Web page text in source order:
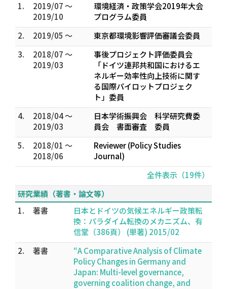
1.
2019/07 ～
2019/10
環境経済・政策学会2019年大会
プログラム委員
2.
2019/05 ～
東京都環境影響評価審議会委員
3.
2018/07 ～
2019/03
事後プロジェクト評価委員会
「ドイツ連邦共和国におけるエ
ネルギー効率性向上技術に関す
る国際パイロットプロジェク
ト」委員
4.
2018/04 ～
2019/03
日本学術振興会 科学研究費委
員会 書面審査 委員
5.
2018/01 ～
2018/06
Reviewer (Policy Studies
Journal)
全件表示（19件）
研究業績（著書・論文等）
1.
著書
日本とドイツの気候エネルギー政策転
換：パラダイム転換のメカニズム、有
信堂（386頁） (単著) 2015/02
2.
著書
“A Comparative Analysis of Climate
Policy Changes in Germany and
Japan: Multi-level governance,
governing coalition change, and